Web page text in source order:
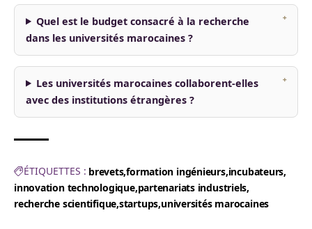
Quel est le budget consacré à la recherche
dans les universités marocaines ?
Les universités marocaines collaborent-elles
avec des institutions étrangères ?
ÉTIQUETTES : brevetsformation ingénieurs incubateurs
innovation technologique partenariats industriels
recherche scientifique startups universités marocaines